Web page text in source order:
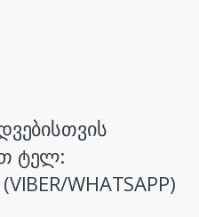
ტელ:
WHATSAPP)